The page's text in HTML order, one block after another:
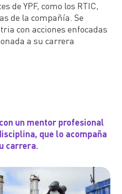
de YPF, como los RTIC,
de la compañía. Se
con acciones enfocadas
a su carrera
un mentor profesional
que lo acompaña
carrera.